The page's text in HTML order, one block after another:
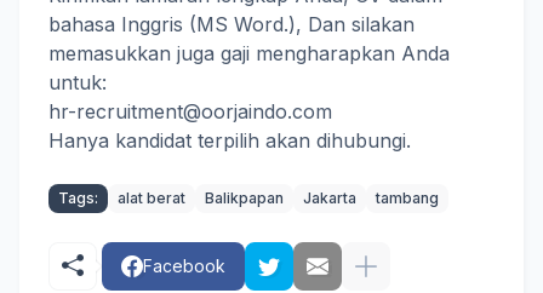
bahasa Inggris (MS Word.), Dan silakan
memasukkan juga gaji mengharapkan Anda
untuk:
hr-recruitment@oorjaindo.com
Hanya kandidat terpilih akan dihubungi.
Tags: alat berat Balikpapan Jakarta tambang
Facebook